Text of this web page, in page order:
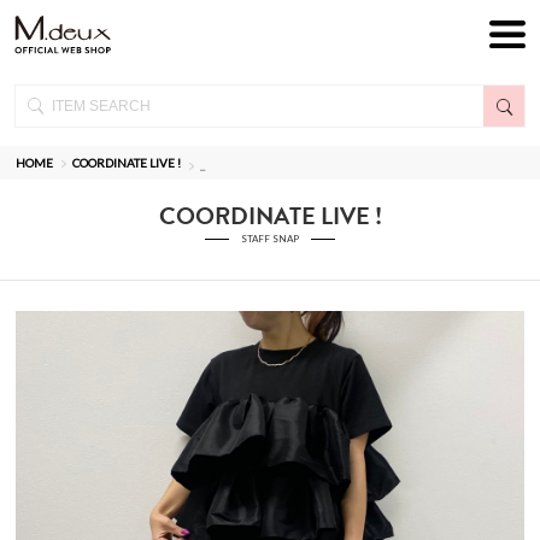
HOME COORDINATE LIVE !
COORDINATE LIVE !
STAFF SNAP